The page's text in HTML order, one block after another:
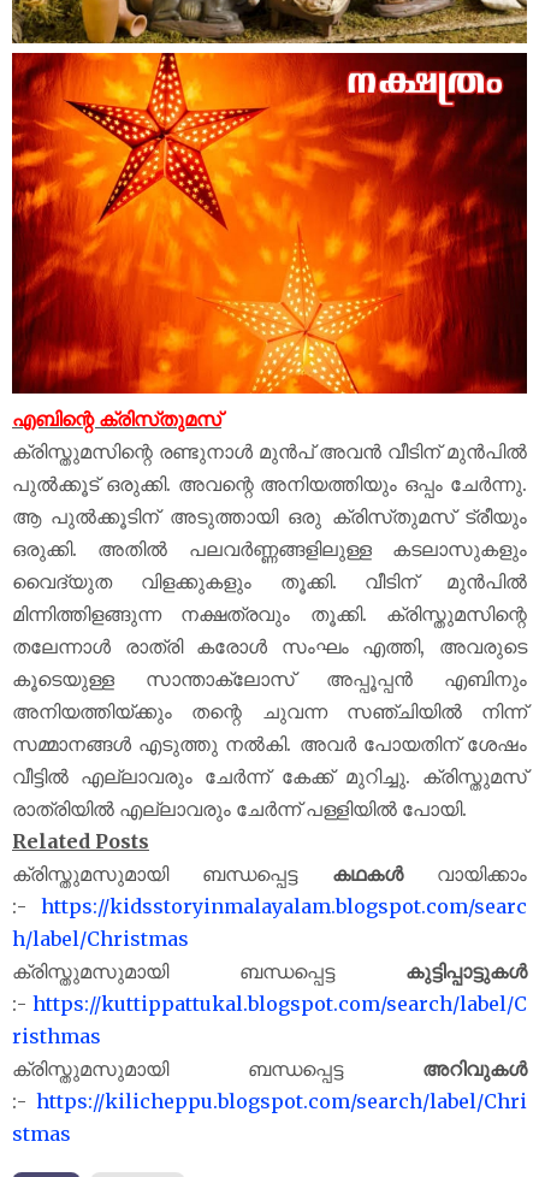
എബിന്റെ ക്രിസ്‌തുമസ്‌
ക്രിസ്തുമസിന്റെ രണ്ടുനാൾ മുൻപ് അവൻ വീടിന് മുൻപിൽ
പുൽക്കൂട് ഒരുക്കി. അവന്റെ അനിയത്തിയും ഒപ്പം ചേർന്നു.
ആ പുൽക്കൂടിന് അടുത്തായി ഒരു ക്രിസ്‌തുമസ്‌ ട്രീയും
ഒരുക്കി. അതിൽ പലവർണ്ണങ്ങളിലുള്ള കടലാസുകളും
വൈദ്യുത വിളക്കുകളും തൂക്കി. വീടിന് മുൻപിൽ
മിന്നിത്തിളങ്ങുന്ന നക്ഷത്രവും തൂക്കി. ക്രിസ്തുമസിന്റെ
തലേന്നാൾ രാത്രി കരോൾ സംഘം എത്തി, അവരുടെ
കൂടെയുള്ള സാന്താക്ലോസ് അപ്പൂപ്പൻ എബിനും
അനിയത്തിയ്ക്കും തന്റെ ചുവന്ന സഞ്ചിയിൽ നിന്ന്
സമ്മാനങ്ങൾ എടുത്തു നൽകി. അവർ പോയതിന് ശേഷം
വീട്ടിൽ എല്ലാവരും ചേർന്ന് കേക്ക് മുറിച്ചു. ക്രിസ്തുമസ്
രാത്രിയിൽ എല്ലാവരും ചേർന്ന് പള്ളിയിൽ പോയി.
Related Posts
ക്രിസ്തുമസുമായി ബന്ധപ്പെട്ട കഥകൾവായിക്കാം
:- https://kidsstoryinmalayalam.blogspot.com/searc
h/label/Christmas
ക്രിസ്തുമസുമായി ബന്ധപ്പെട്ട കുട്ടിപ്പാട്ടുകൾ
:- https://kuttippattukal.blogspot.com/search/label/C
risthmas
ക്രിസ്തുമസുമായി ബന്ധപ്പെട്ട അറിവുകൾ
:- https://kilicheppu.blogspot.com/search/label/Chri
stmas